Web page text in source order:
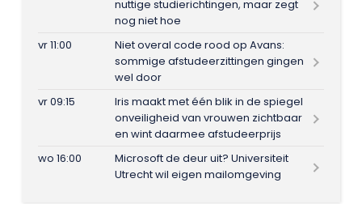
nuttige studierichtingen, maar zegt
nog niet hoe
vr 11:00
Niet overal code rood op Avans:
sommige afstudeerzittingen gingen
wel door
vr 09:15
Iris maakt met één blik in de spiegel
onveiligheid van vrouwen zichtbaar
en wint daarmee afstudeerprijs
wo 16:00
Microsoft de deur uit? Universiteit
Utrecht wil eigen mailomgeving